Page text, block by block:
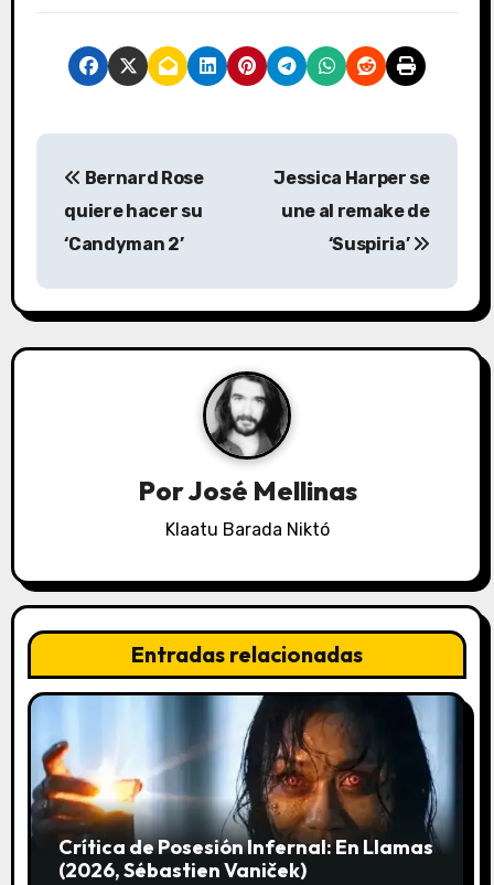
N
e
g
d
e
e
n
t
r
Bernard Rose
quiere hacer su
‘Candyman 2’
Jessica Harper se
une al remake de
‘Suspiria’
PorJosé Mellinas
Klaatu Barada Niktó
Entradas relacionadas
Crítica de Posesión Infernal: En Llamas
(2026, Sébastien Vaniček)